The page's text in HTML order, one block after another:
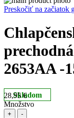
Preskočiť na začiatok
2653AA -
Skladom
28,95 €
Množstvo
+ -